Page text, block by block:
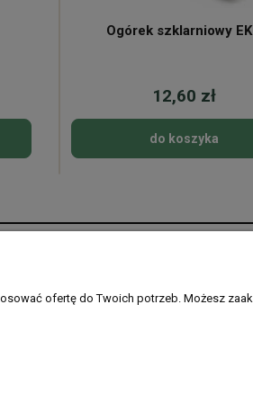
Ogórek szklarniowy
12,60 zł
do koszyka
Regulamin sklepu
ofertę do Twoich potrzeb. Możesz